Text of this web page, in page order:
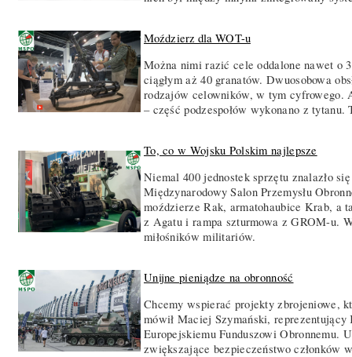
Moździerz dla WOT-u
Można nimi razić cele oddalone nawet o
ciągłym aż 40 granatów. Dwuosobowa
rodzajów celowników, w tym cyfrowego.
– część podzespołów wykonano z
To, co w Wojsku Polskim najlepsze
Niemal 400 jednostek sprzętu znalazło
Międzynarodowy Salon Przemysłu
moździerze Rak, armatohaubice Krab, a
z Agatu i rampa szturmowa z GROM-u.
miłośników militariów.
Unijne pieniądze na obronność
Chcemy wspierać projekty zbrojeniowe,
mówił Maciej Szymański,
Europejskiemu Funduszowi Obronnemu.
zwiększające bezpieczeństwo członków